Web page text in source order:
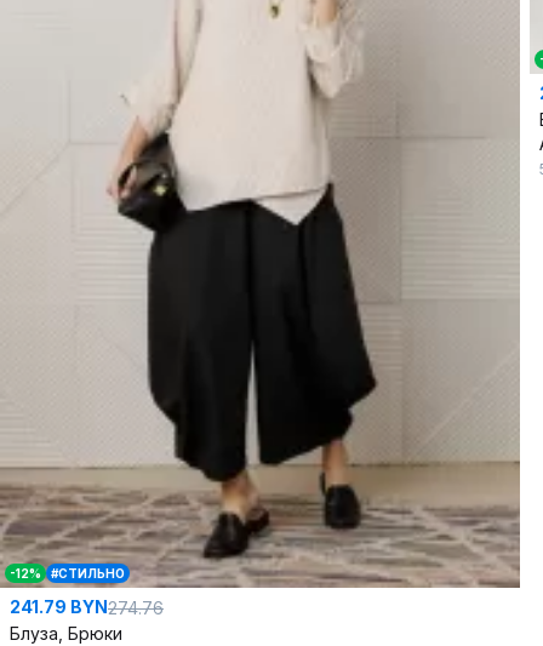
-12% #СТИЛЬНО
241.79 BYN274.76
Блуза, Брюки